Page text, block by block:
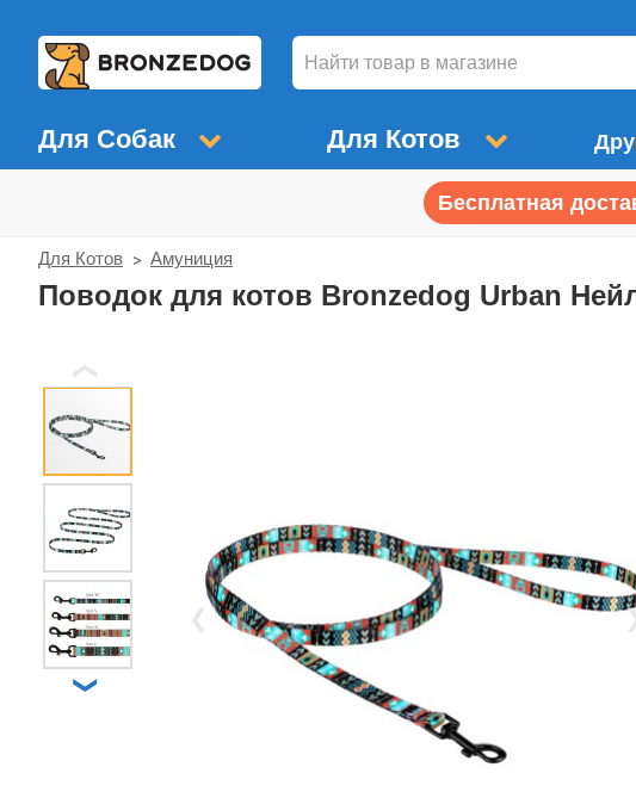
Для Собак Для Котов
Бесплатная
Для Котов Амуниция
Поводок для котов Bronzedog Urban
❯
❯